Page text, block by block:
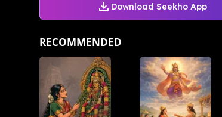
Download Seekho App
RECOMMENDED